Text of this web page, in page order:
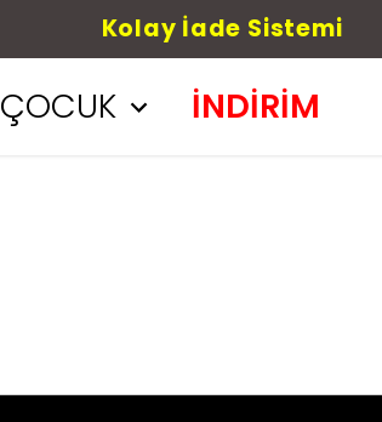
Kolay İade Sistemi
ÇOCUK İNDİRİM